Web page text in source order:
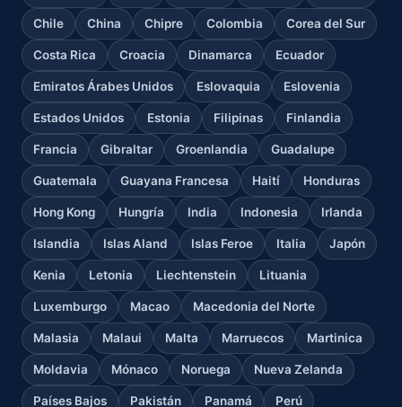
Chile China Chipre Colombia Corea del Sur
Costa Rica Croacia Dinamarca Ecuador
Emiratos Árabes Unidos Eslovaquia Eslovenia
Estados Unidos Estonia Filipinas Finlandia
Francia Gibraltar Groenlandia Guadalupe
Guatemala Guayana Francesa Haití Honduras
Hong Kong Hungría India Indonesia Irlanda
Islandia Islas Aland Islas Feroe Italia Japón
Kenia Letonia Liechtenstein Lituania
Luxemburgo Macao Macedonia del Norte
Malasia Malaui Malta Marruecos Martinica
Moldavia Mónaco Noruega Nueva Zelanda
Países Bajos Pakistán Panamá Perú